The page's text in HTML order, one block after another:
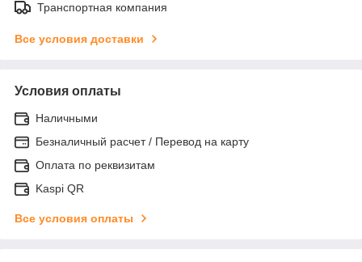
Транспортная компания
Все условия доставки
Условия оплаты
Наличными
Безналичный расчет / Перевод на карту
Оплата по реквизитам
Kaspi QR
Все условия оплаты